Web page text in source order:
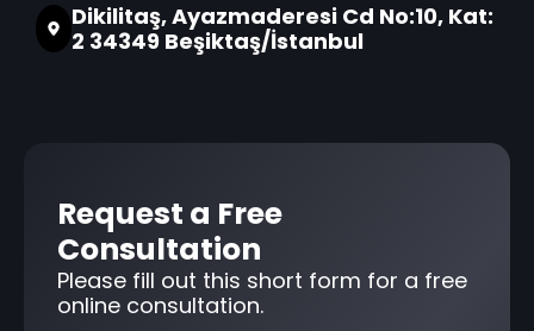
Dikilitaş, Ayazmaderesi Cd No:10, Kat:
2 34349 Beşiktaş/İstanbul
Request a Free
Consultation
Please fill out this short form for a free
online consultation.